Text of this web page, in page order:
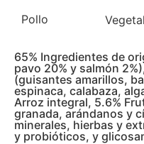
Pollo
65% Ingredientes de
pavo 20% y salmón
(guisantes amarillos,
espinaca, calabaza,
Arroz integral, 5.6%
granada, arándanos y
minerales, hierbas y
y probióticos, y